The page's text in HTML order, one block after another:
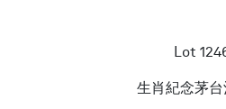
Lot
生肖紀念茅